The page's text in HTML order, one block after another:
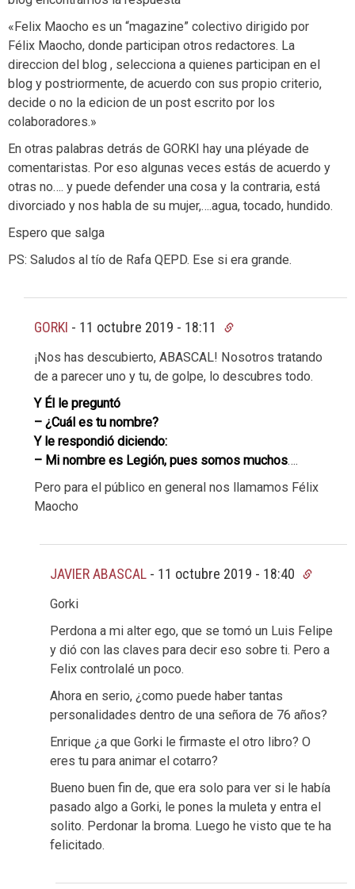
«Felix Maocho es un “magazine” colectivo dirigido por
Félix Maocho, donde participan otros redactores. La
direccion del blog , selecciona a quienes participan en el
blog y postriormente, de acuerdo con sus propio criterio,
decide o no la edicion de un post escrito por los
colaboradores.»
En otras palabras detrás de GORKI hay una pléyade de
comentaristas. Por eso algunas veces estás de acuerdo y
otras no…. y puede defender una cosa y la contraria, está
divorciado y nos habla de su mujer,….agua, tocado, hundido.
Espero que salga
PS: Saludos al tío de Rafa QEPD. Ese si era grande.
GORKI - 11 octubre 2019 - 18:11
¡Nos has descubierto, ABASCAL! Nosotros tratando
de a parecer uno y tu, de golpe, lo descubres todo.
Y Él le preguntó
– ¿Cuál es tu nombre?
Y le respondió diciendo:
– Mi nombre es Legión, pues somos muchos….
Pero para el público en general nos llamamos Félix
Maocho
JAVIER ABASCAL - 11 octubre 2019 - 18:40
Gorki
Perdona a mi alter ego, que se tomó un Luis Felipe
y dió con las claves para decir eso sobre ti. Pero a
Felix controlalé un poco.
Ahora en serio, ¿como puede haber tantas
personalidades dentro de una señora de 76 años?
Enrique ¿a que Gorki le firmaste el otro libro? O
eres tu para animar el cotarro?
Bueno buen fin de, que era solo para ver si le había
pasado algo a Gorki, le pones la muleta y entra el
solito. Perdonar la broma. Luego he visto que te ha
felicitado.